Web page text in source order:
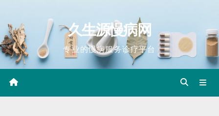
content
久生源慢病网
专业的慢病服务诊疗平台